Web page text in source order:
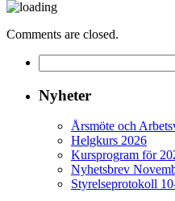
Comments are closed.
efter:
Nyheter
Årsmöte och
Helgkurs 2026
Kursprogram för
Nyhetsbrev
Styrelseprotokoll